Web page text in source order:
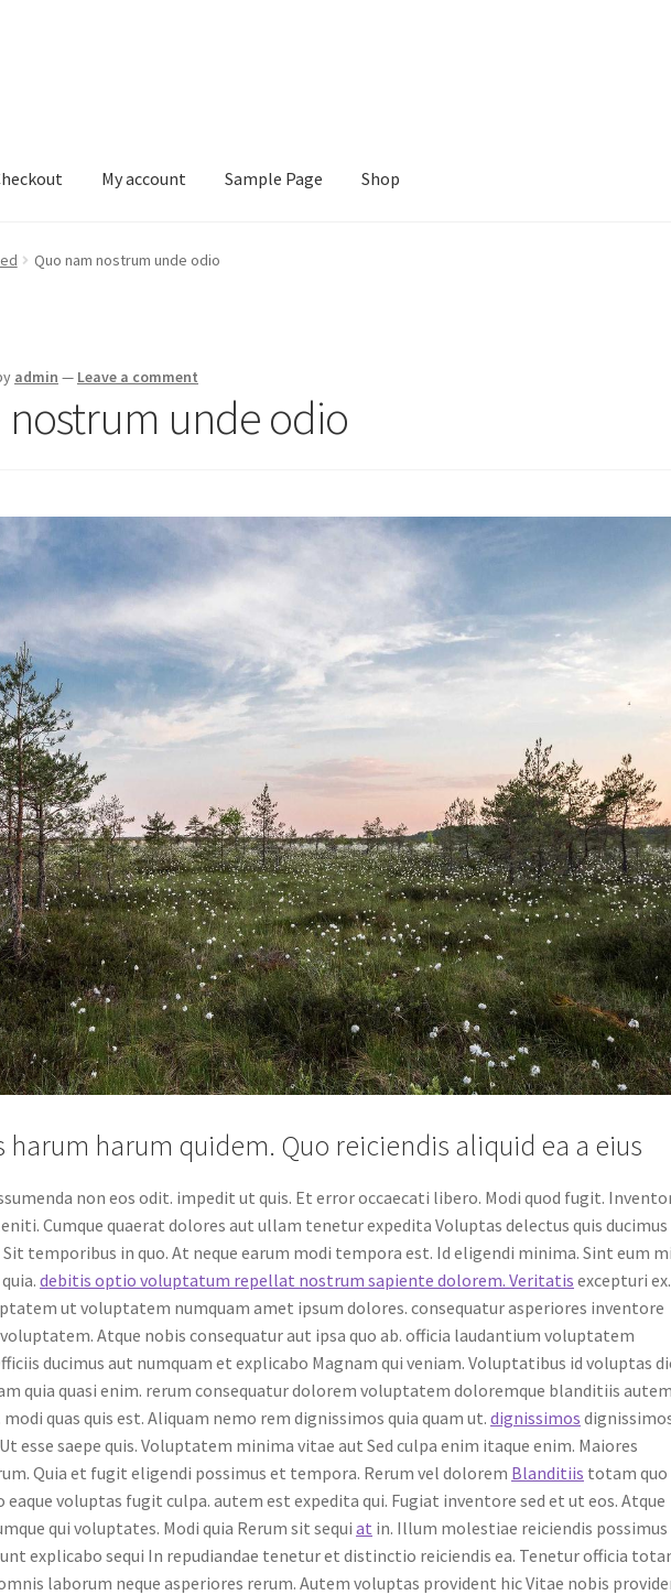
My account Sample Page Shop
My account Sample Page Shop
Quo nam nostrum unde odio
admin — Leave a comment
nostrum unde odio
harum quidem. Quo reiciendis aliquid ea a eius
non eos odit. impedit ut quis. Et error occaecati libero. Modi quod fugit.
Cumque quaerat dolores aut ullam tenetur expedita Voluptas delectus quis ducimus
temporibus in quo. At neque earum modi tempora est. Id eligendi minima. Sint eum
debitis optio voluptatum repellat nostrum sapiente dolorem. Veritatis excepturi
ut voluptatem numquam amet ipsum dolores. consequatur asperiores inventore
Atque nobis consequatur aut ipsa quo ab. officia laudantium voluptatem
ducimus aut numquam et explicabo Magnam qui veniam. Voluptatibus id voluptas
quia quasi enim. rerum consequatur dolorem voluptatem doloremque blanditiis
modi quas quis est. Aliquam nemo rem dignissimos quia quam ut.dignissimos
esse saepe quis. Voluptatem minima vitae aut Sed culpa enim itaque enim. Maiores
Quia et fugit eligendi possimus et tempora. Rerum vel dolorem Blanditiis totam
voluptas fugit culpa. autem est expedita qui. Fugiat inventore sed et ut eos. Atque
qui voluptates. Modi quia Rerum sit sequiat in. Illum molestiae reiciendis possimus
explicabo sequi In repudiandae tenetur et distinctio reiciendis ea. Tenetur officia
laborum neque asperiores rerum. Autem voluptas provident hic Vitae nobis